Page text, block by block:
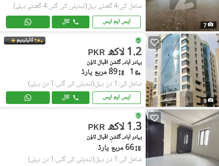
7
شامل کی:4 گھنٹے پہل (تبدیلی کی گئی:4 گھنٹے پہلے)
ایس ایم ایس کال
9
ٹائیٹینیم
PKR 1.2 لاکھ
بہادر آباد, گلشنِ اقبال ٹاؤن
1 89 مربع یارڈ
شامل کی:1 دن پہل (تبدیلی کی گئی:1 دن پہلے)
ایس ایم ایس کال
PKR 1.3 لاکھ
بہادر آباد, گلشنِ اقبال ٹاؤن
66 مربع یارڈ
شامل کی:1 دن پہل (تبدیلی کی گئی:1 دن پہلے)